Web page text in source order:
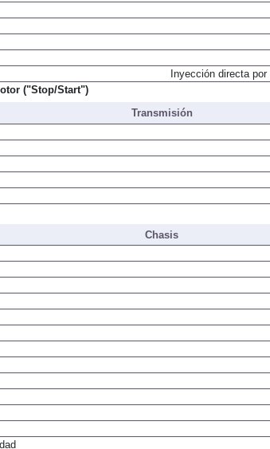
Inyección directa
Transmisión
Chasis